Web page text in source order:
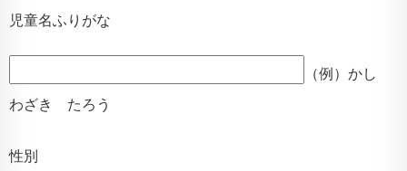
児童名ふりがな
（例）かし
わざき たろう
性別